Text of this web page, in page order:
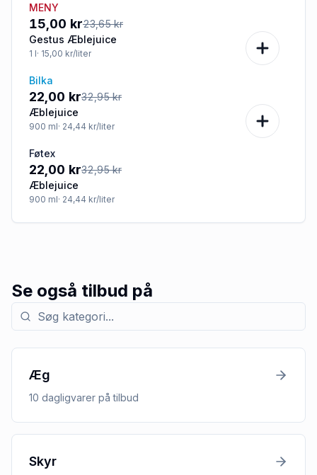
-37%
MENY
15,00 kr23,65 kr
Gestus Æblejuice
1 l· 15,00 kr/liter
-33%
Bilka
22,00 kr32,95 kr
Æblejuice
900 ml· 24,44 kr/liter
-33%
Føtex
22,00 kr32,95 kr
Æblejuice
900 ml· 24,44 kr/liter
Se også tilbud på
Søg efter kategori med tilbud
Æg
10 dagligvarer på tilbud
Skyr